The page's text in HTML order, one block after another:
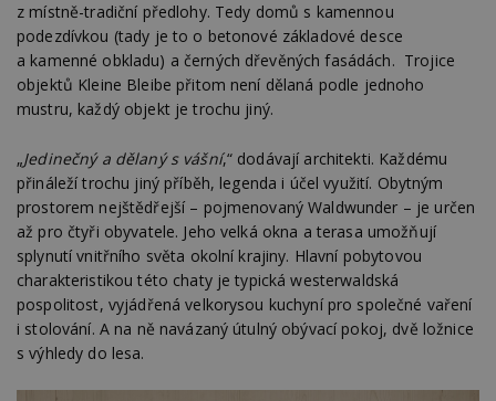
z místně-tradiční předlohy. Tedy domů s kamennou
podezdívkou (tady je to o betonové základové desce
a kamenné obkladu) a černých dřevěných fasádách. Trojice
objektů Kleine Bleibe přitom není dělaná podle jednoho
mustru, každý objekt je trochu jiný.
„Jedinečný a dělaný s vášní,“ dodávají architekti. Každému
přináleží trochu jiný příběh, legenda i účel využití. Obytným
prostorem nejštědřejší – pojmenovaný Waldwunder – je určen
až pro čtyři obyvatele. Jeho velká okna a terasa umožňují
splynutí vnitřního světa okolní krajiny. Hlavní pobytovou
charakteristikou této chaty je typická westerwaldská
pospolitost, vyjádřená velkorysou kuchyní pro společné vaření
i stolování. A na ně navázaný útulný obývací pokoj, dvě ložnice
s výhledy do lesa.